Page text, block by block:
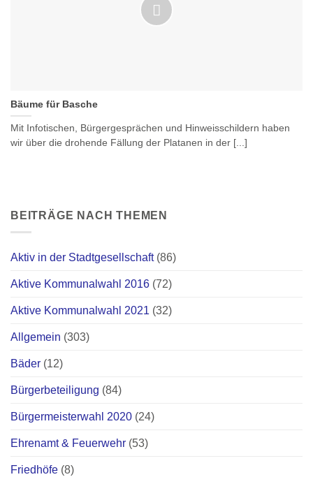
Bäume für Basche
Mit Infotischen, Bürgergesprächen und Hinweisschildern haben
wir über die drohende Fällung der Platanen in der [...]
BEITRÄGE NACH THEMEN
Aktiv in der Stadtgesellschaft(86)
Aktive Kommunalwahl 2016 (72)
Aktive Kommunalwahl 2021 (32)
Allgemein (303)
Bäder (12)
Bürgerbeteiligung (84)
Bürgermeisterwahl 2020 (24)
Ehrenamt & Feuerwehr (53)
Friedhöfe (8)